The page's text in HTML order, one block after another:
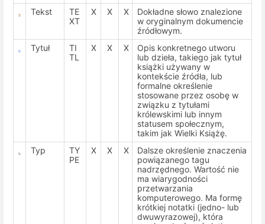
Tekst
TE
XT
X X X
Dokładne słowo znalezione
w oryginalnym dokumencie
źródłowym.
Tytuł
TI
TL
X X X
Opis konkretnego utworu
lub dzieła, takiego jak tytuł
książki używany w
kontekście źródła, lub
formalne określenie
stosowane przez osobę w
związku z tytułami
królewskimi lub innym
statusem społecznym,
takim jak Wielki Książę.
Typ
TY
PE
X X X
Dalsze określenie znaczenia
powiązanego tagu
nadrzędnego. Wartość nie
ma wiarygodności
przetwarzania
komputerowego. Ma formę
krótkiej notatki (jedno- lub
dwuwyrazowej), która